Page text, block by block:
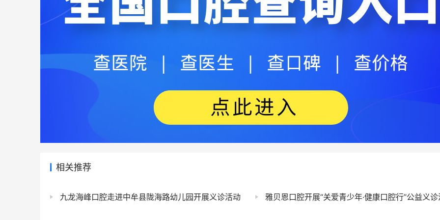
相关推荐
九龙海峰口腔走进中牟县陇海路幼儿园开展义诊活动 雅贝恩口腔开展“关爱青少年·健康口腔行”公益义诊